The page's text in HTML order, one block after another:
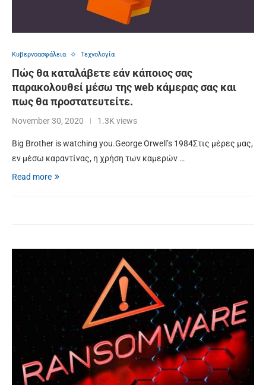
Κυβερνοασφάλεια Τεχνολογία
Πώς θα καταλάβετε εάν κάποιος σας
παρακολουθεί μέσω της web κάμερας σας και
πως θα προστατευτείτε.
November 30, 2020 1.3K views
Big Brother is watching you.George Orwell’s 1984Στις μέρες μας,
εν μέσω καραντίνας, η χρήση των καμερών …
Read more